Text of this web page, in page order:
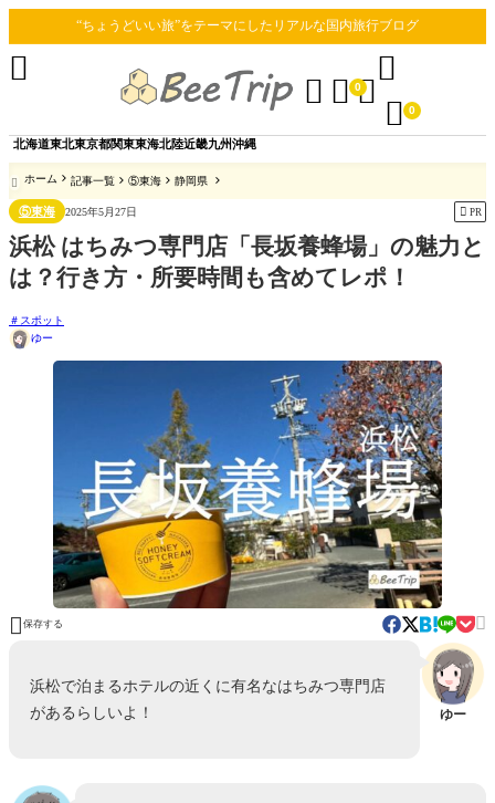
“ちょうどいい旅”をテーマにしたリアルな国内旅行ブログ
北海道東北東京都関東東海北陸近畿九州沖縄
  0

 0

 ホーム 記事一覧 ⑤東海 静岡県
⑤東海 2025年5月27日  PR
浜松 はちみつ専門店「長坂養蜂場」の魅力と
は？行き方・所要時間も含めてレポ！
スポット
ゆー
 保存する 
ゆー
浜松で泊まるホテルの近くに有名なはちみつ専門店
があるらしいよ！